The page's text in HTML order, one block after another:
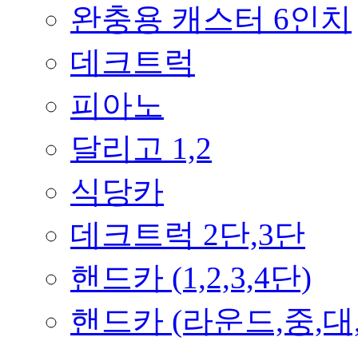
완충용 캐스터 6인치
데크트럭
피아노
달리고 1,2
식당카
데크트럭 2단,3단
핸드카 (1,2,3,4단)
핸드카 (라운드,중,